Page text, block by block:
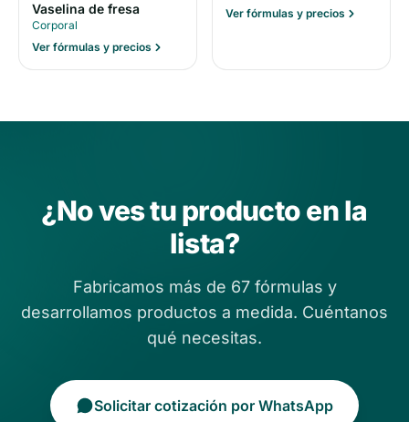
Vaselina de fresa
Corporal
Ver fórmulas y precios
Ver fórmulas y precios
¿No ves tu producto en la
lista?
Fabricamos más de 67 fórmulas y
desarrollamos productos a medida. Cuéntanos
qué necesitas.
Solicitar cotización por WhatsApp